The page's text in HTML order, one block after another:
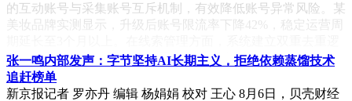
的互动账号与采集账号互斥机制，有效降低账号异常风险。某
美妆品牌实测显示，升级后账号限流率下降42%，稳定运营周
辑：内容采集层按平台ID和用户ID全局去重，留资分析层采
用"昵称+联系方式"组合维度去重。当线索量未达目标时，
RPA机器人自动补全数据，减少人工干预。
张一鸣内部发声：字节坚持AI长期主义，拒绝依赖蒸馏技术
追赶榜单
新京报记者 罗亦丹 编辑 杨娟娟 校对 王心 8月6日，贝壳财经